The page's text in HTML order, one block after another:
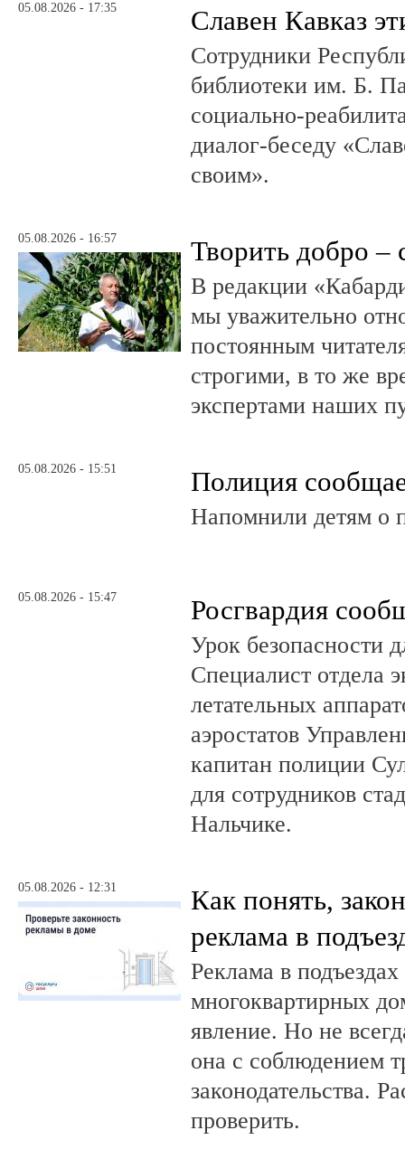
05.08.2026 - 17:35 Славен Кавказ
Сотрудники
библиотеки им. Б.
социально-
диалог-беседу
своим».
05.08.2026 - 16:57 Творить добро –
В редакции
мы уважительно
постоянным
строгими, в то же
экспертами наших
05.08.2026 - 15:51 Полиция
Напомнили детям о
05.08.2026 - 15:47 Росгвардия
Урок безопасности
Специалист отдела
летательных
аэростатов
капитан полиции
для сотрудников
Нальчике.
05.08.2026 - 12:31
Как понять,
реклама в
Реклама в
многоквартирных
явление. Но не
она с соблюдением
законодательства.
проверить.